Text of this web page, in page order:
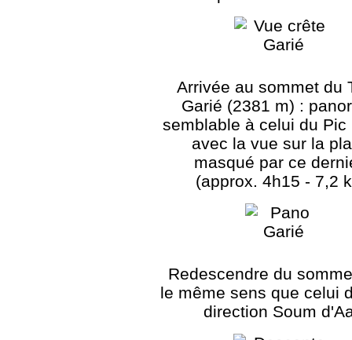
Arrivée au sommet du
Garié (2381 m) :
semblable à celui du Pic
avec la vue sur la
masqué par ce
(approx. 4h15 - 7,2
Redescendre du
le même sens que celui
direction Soum